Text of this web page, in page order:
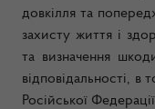
довкілля та
захисту життя і
та визначення
відповідальності, в
Російської